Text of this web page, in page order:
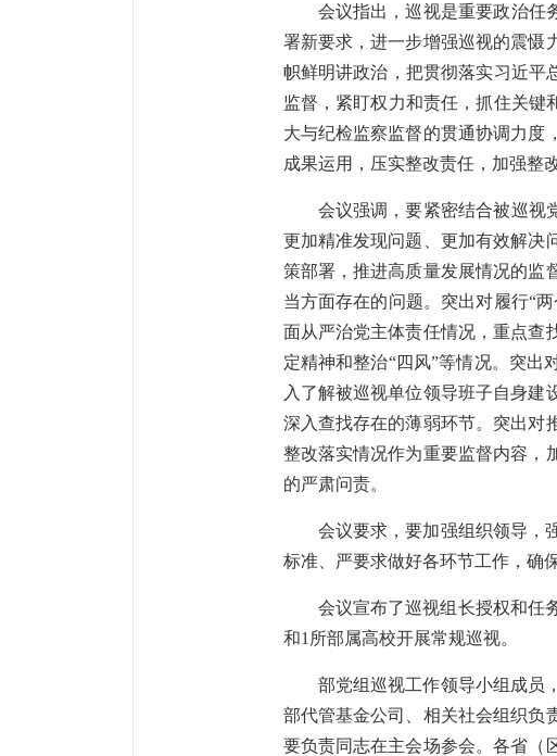
会议指出，巡视是重要政治任
署新要求，进一步增强巡视的震慑
帜鲜明讲政治，把贯彻落实习近平
监督，紧盯权力和责任，抓住关键
大与纪检监察监督的贯通协调力度
成果运用，压实整改责任，加强整
会议强调，要紧密结合被巡视
更加精准发现问题、更加有效解决
策部署，推进高质量发展情况的监
当方面存在的问题。突出对履行“
面从严治党主体责任情况，重点查
定精神和整治“四风”等情况。突出
入了解被巡视单位领导班子自身建
深入查找存在的薄弱环节。突出对
整改落实情况作为重要监督内容，
的严肃问责。
会议要求，要加强组织领导，
标准、严要求做好各环节工作，确
会议宣布了巡视组长授权和任
和1所部属高校开展常规巡视。
部党组巡视工作领导小组成员
部代管基金公司、相关社会组织负
要负责同志在主会场参会。各省（